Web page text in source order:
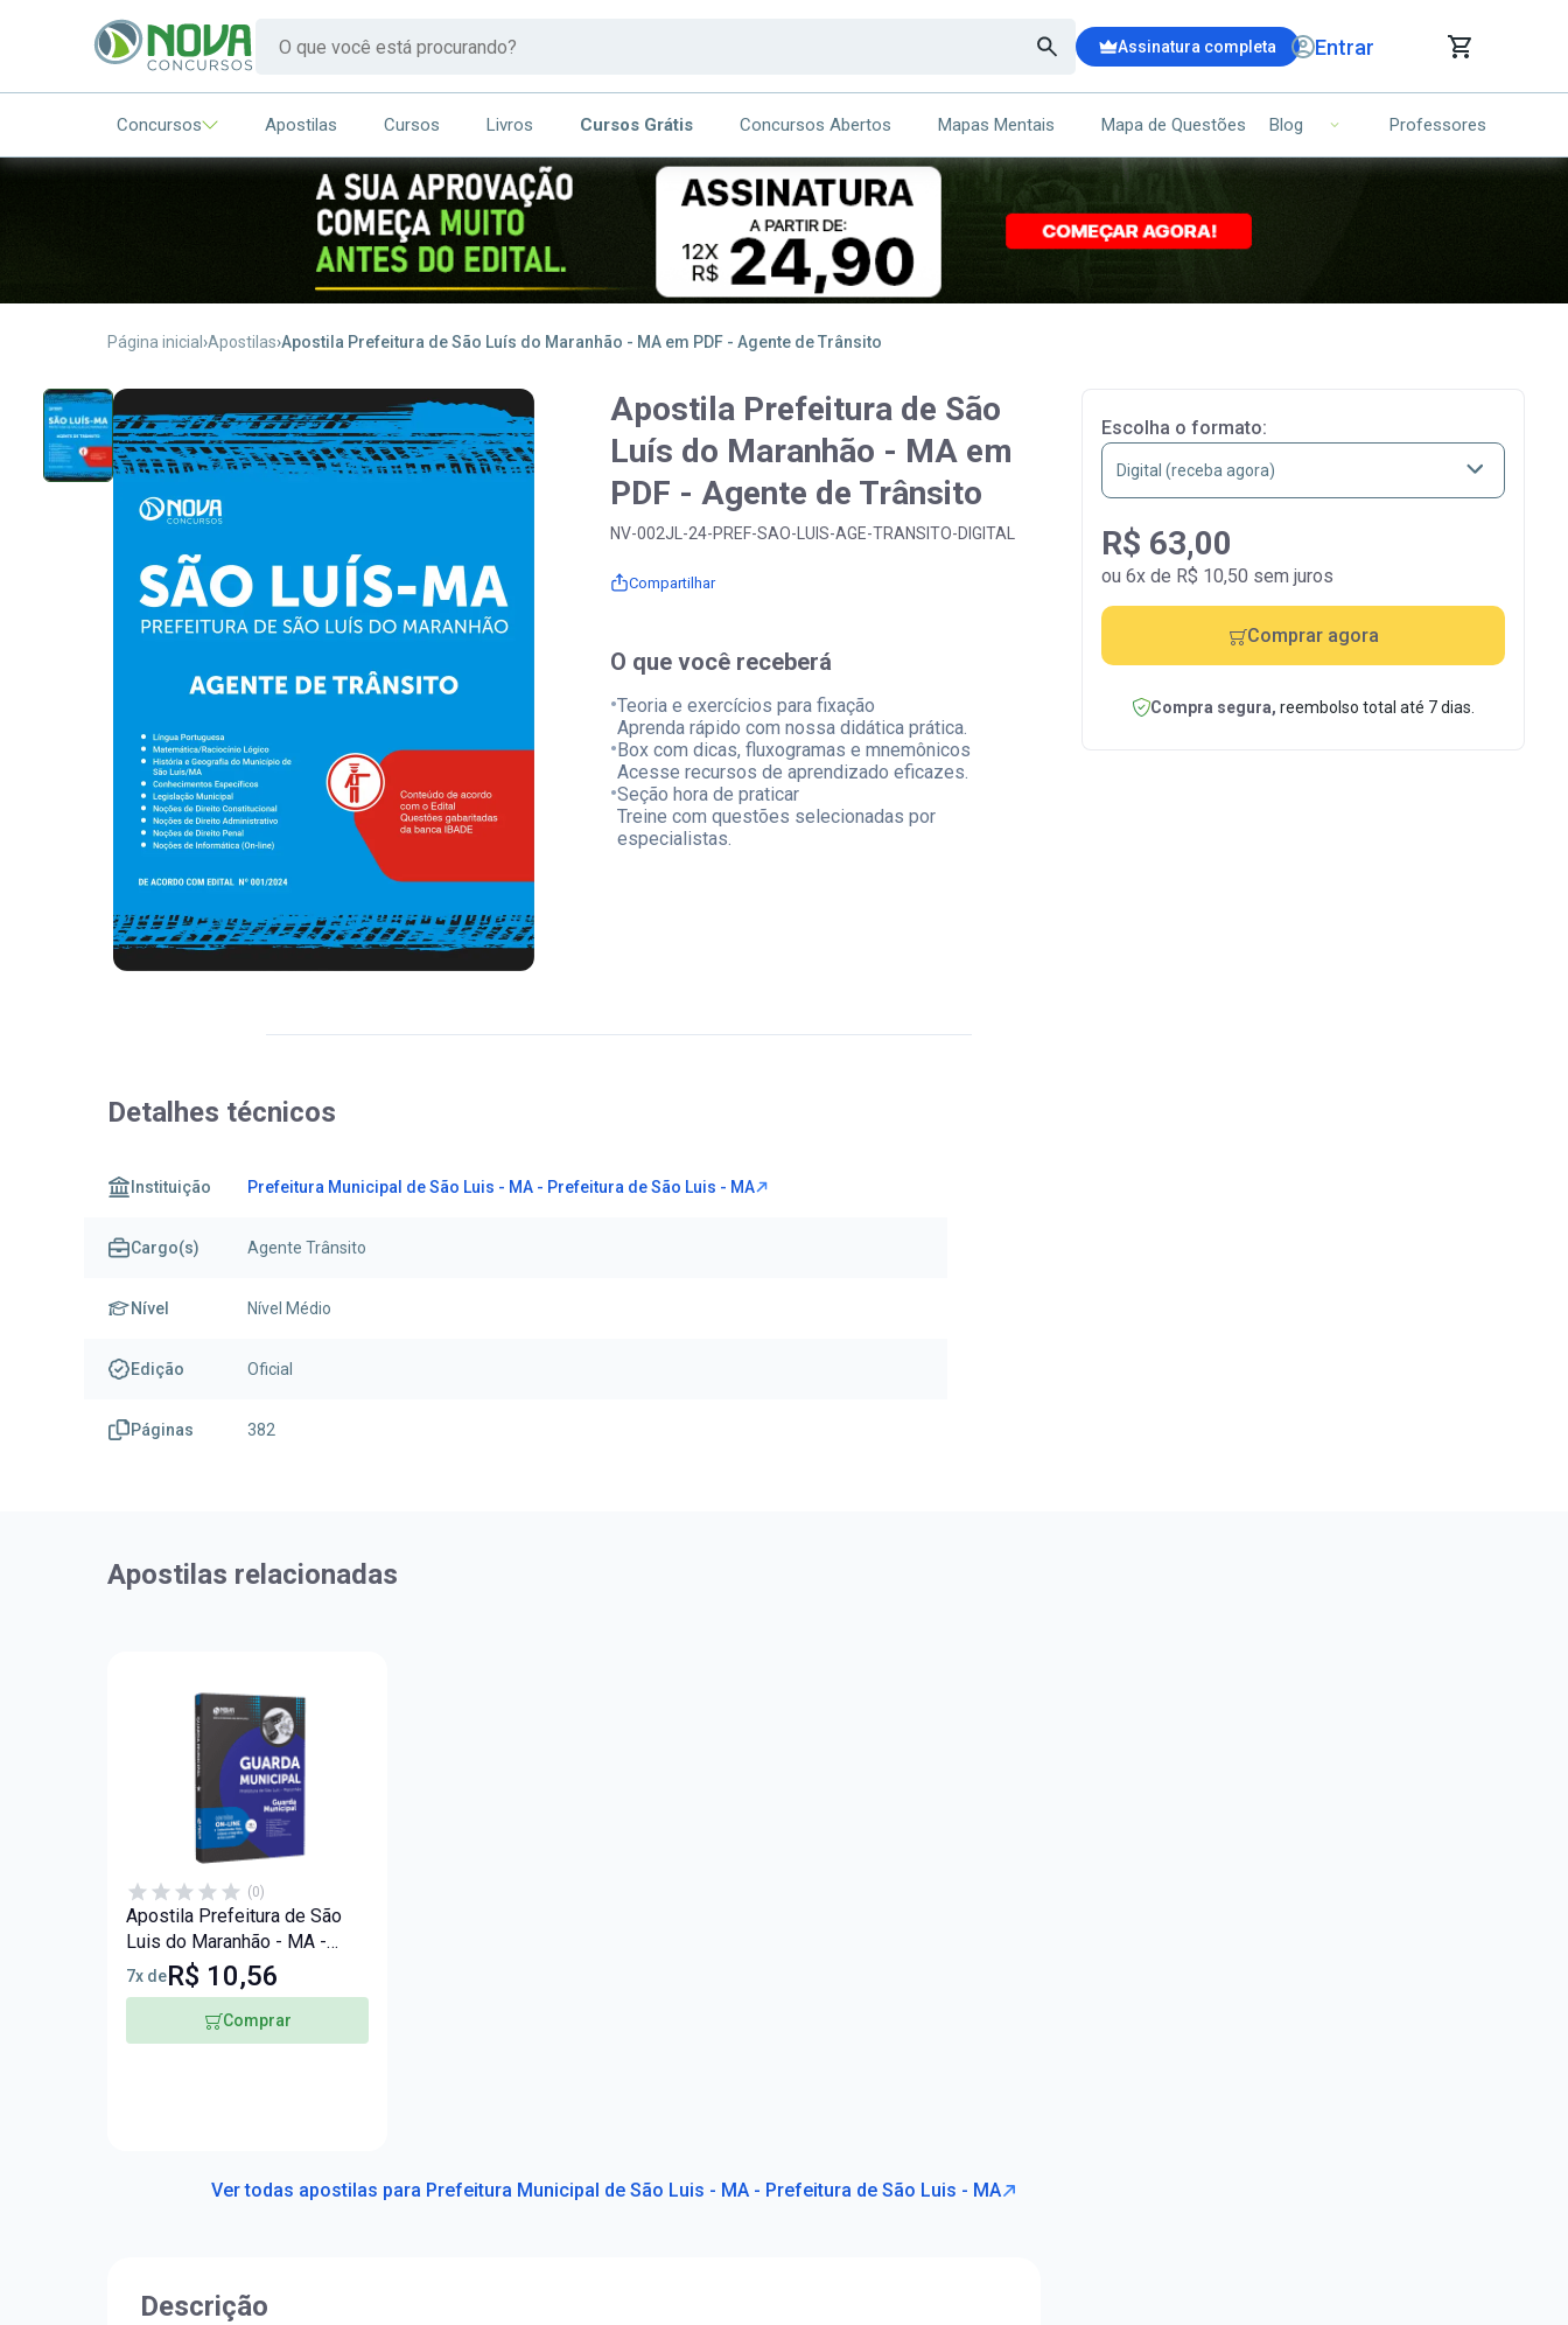
Assinatura completa Entrar
CARRINHO DE COMPRAS
ITENS (00)
Ops!
Seu carrinho ainda está vazio.
Concursos Apostilas Cursos Livros Cursos Grátis Concursos Abertos Mapas Mentais Mapa de Questões Blog Professores
Página inicial Apostilas Apostila Prefeitura de São Luís do Maranhão - MA em PDF - Agente de Trânsito
Apostila Prefeitura de São
Luís do Maranhão - MA em
PDF - Agente de Trânsito
NV-002JL-24-PREF-SAO-LUIS-AGE-TRANSITO-DIGITAL
Compartilhar
O que você receberá
•Teoria e exercícios para fixação
Aprenda rápido com nossa didática prática.
•Box com dicas, fluxogramas e mnemônicos
Acesse recursos de aprendizado eficazes.
•Seção hora de praticar
Treine com questões selecionadas por
especialistas.
Escolha o formato:
R$ 63,00
ou 6x de R$ 10,50 sem juros
Comprar agora
Compra segura, reembolso total até 7 dias.
Detalhes técnicos
Instituição Prefeitura Municipal de São Luis - MA - Prefeitura de São Luis - MA
Cargo(s) Agente Trânsito
Nível Nível Médio
Edição Oficial
Páginas 382
Apostilas relacionadas
(0)
Apostila Prefeitura de São
Luis do Maranhão - MA -
Guarda Municipal
7x deR$ 10,56
Comprar
Ver todas apostilas para Prefeitura Municipal de São Luis - MA - Prefeitura de São Luis - MA
Descrição